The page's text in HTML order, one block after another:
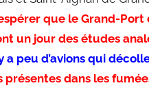
que le Grand-Port
un jour des études
a peu d’avions qui
présentes dans les